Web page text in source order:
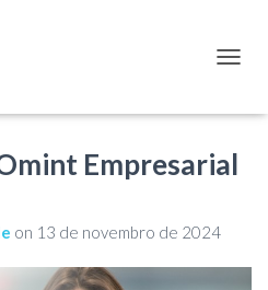
Empresarial
on 13 de novembro de 2024